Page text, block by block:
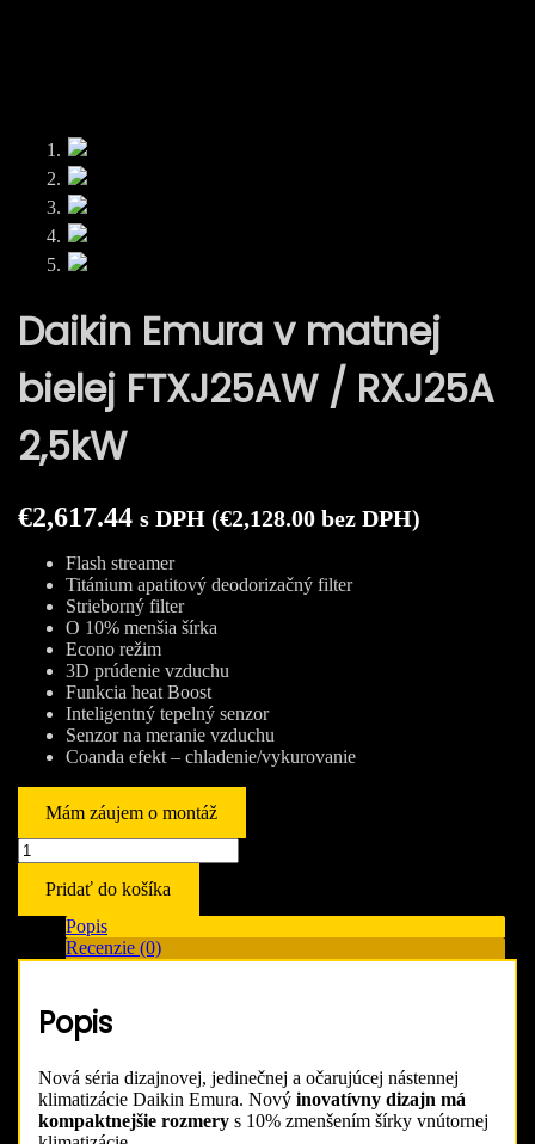
Daikin Emura v matnej
bielej FTXJ25AW / RXJ25A
2,5kW
€2,617.44 s DPH (€2,128.00 bez DPH)
Flash streamer
Titánium apatitový deodorizačný filter
Strieborný filter
O 10% menšia šírka
Econo režim
3D prúdenie vzduchu
Funkcia heat Boost
Inteligentný tepelný senzor
Senzor na meranie vzduchu
Coanda efekt – chladenie/vykurovanie
Mám záujem o montáž
množstvo
Daikin
Emura
v
matnej
bielej
RXJ25A
Pridať do košíka
Popis
Recenzie (0)
Popis
Nová séria dizajnovej, jedinečnej a očarujúcej nástennej
klimatizácie Daikin Emura. Nový inovatívny dizajn má
kompaktnejšie rozmery s 10% zmenšením šírky vnútornej